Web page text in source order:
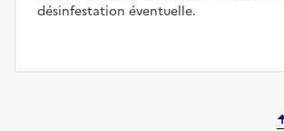
désinfestation éventuelle.